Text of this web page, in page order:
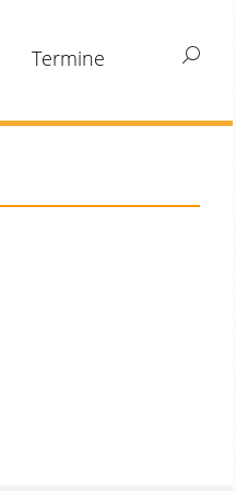
Termine Search: